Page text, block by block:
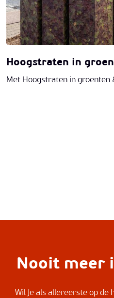
Hoogstraten in
Met Hoogstraten in groenten
Nooit meer
Wil je als allereerste op de